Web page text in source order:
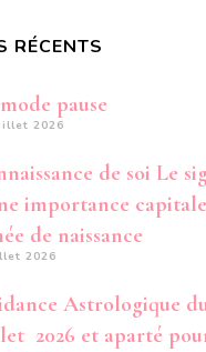
RÉCENTS
pause
2026
de soi Le
importance
de naissance
2026
Astrologique du
2026 et aparté